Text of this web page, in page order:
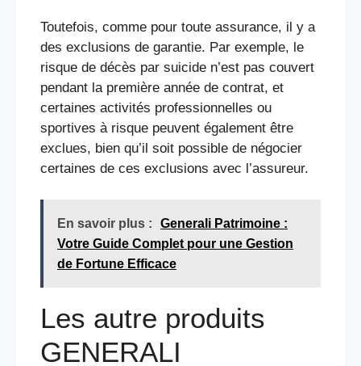
Toutefois, comme pour toute assurance, il y a
des exclusions de garantie. Par exemple, le
risque de décès par suicide n’est pas couvert
pendant la première année de contrat, et
certaines activités professionnelles ou
sportives à risque peuvent également être
exclues, bien qu’il soit possible de négocier
certaines de ces exclusions avec l’assureur.
En savoir plus :
Generali Patrimoine :
Votre Guide Complet pour une Gestion
de Fortune Efficace
Les autre produits
GENERALI